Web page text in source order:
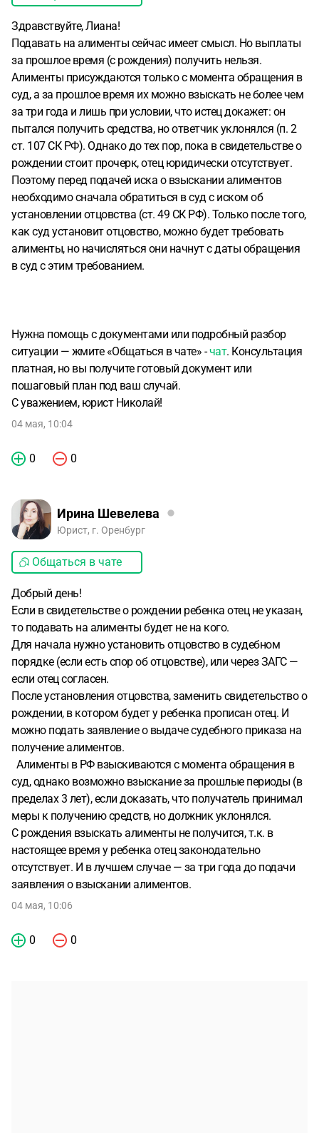
Здравствуйте, Лиана!
Подавать на алименты сейчас имеет смысл. Но выплаты
за прошлое время (с рождения) получить нельзя.
Алименты присуждаются только с момента обращения в
суд, а за прошлое время их можно взыскать не более чем
за три года и лишь при условии, что истец докажет: он
пытался получить средства, но ответчик уклонялся (п. 2
ст. 107 СК РФ). Однако до тех пор, пока в свидетельстве о
рождении стоит прочерк, отец юридически отсутствует.
Поэтому перед подачей иска о взыскании алиментов
необходимо сначала обратиться в суд с иском об
установлении отцовства (ст. 49 СК РФ). Только после того,
как суд установит отцовство, можно будет требовать
алименты, но начисляться они начнут с даты обращения
в суд с этим требованием.
Нужна помощь с документами или подробный разбор
ситуации — жмите «Общаться в чате» -чат. Консультация
платная, но вы получите готовый документ или
пошаговый план под ваш случай.
С уважением, юрист Николай!
04 мая, 10:04
0 0
Ирина Шевелева
Юрист, г. Оренбург
Общаться в чате
Добрый день!
Если в свидетельстве о рождении ребенка отец не указан,
то подавать на алименты будет не на кого.
Для начала нужно установить отцовство в судебном
порядке (если есть спор об отцовстве), или через ЗАГС —
если отец согласен.
После установления отцовства, заменить свидетельство о
рождении, в котором будет у ребенка прописан отец. И
можно подать заявление о выдаче судебного приказа на
получение алиментов.
Алименты в РФ взыскиваются с момента обращения в
суд, однако возможно взыскание за прошлые периоды (в
пределах 3 лет), если доказать, что получатель принимал
меры к получению средств, но должник уклонялся.
С рождения взыскать алименты не получится, т.к. в
настоящее время у ребенка отец законодательно
отсутствует. И в лучшем случае — за три года до подачи
заявления о взыскании алиментов.
04 мая, 10:06
0 0